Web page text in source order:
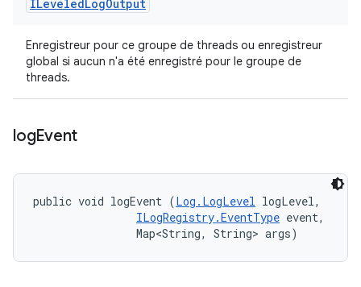
ILeveledLogOutput
Enregistreur pour ce groupe de threads ou enregistreur
global si aucun n'a été enregistré pour le groupe de
threads.
logEvent
public void logEvent (Log.LogLevel logLevel,
ILogRegistry.EventType event,
                Map<String, String> args)